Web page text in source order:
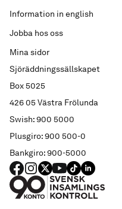
Sjöräddningssällskapet
Box 5025
426 05 Västra Frölunda
Swish: 900 5000
Plusgiro: 900 500-0
Bankgiro: 900-5000
Information in english
Jobba hos oss
Mina sidor
FACEBOOK
Instagram
X YouTube
TIKTOKLINKED IN